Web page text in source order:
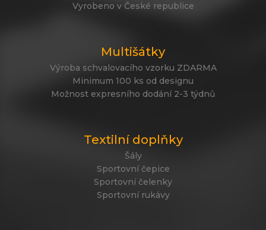
Vyrobeno v České republice
Multišátky
Výroba schvalovacího vzorku ZDARMA
Minimum 100 ks od designu
Možnost expresního dodání 2-3 týdnů
Textilní doplňky
Šály
Sportovní čepice
Sportovní čelenky
Sportovní rukávy